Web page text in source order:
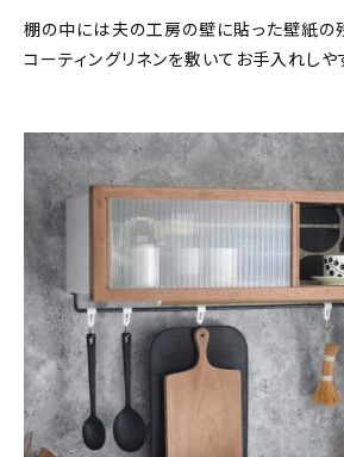
棚の中には夫の工房の壁に貼った壁紙の
コーティングリネンを敷いてお手入れしや